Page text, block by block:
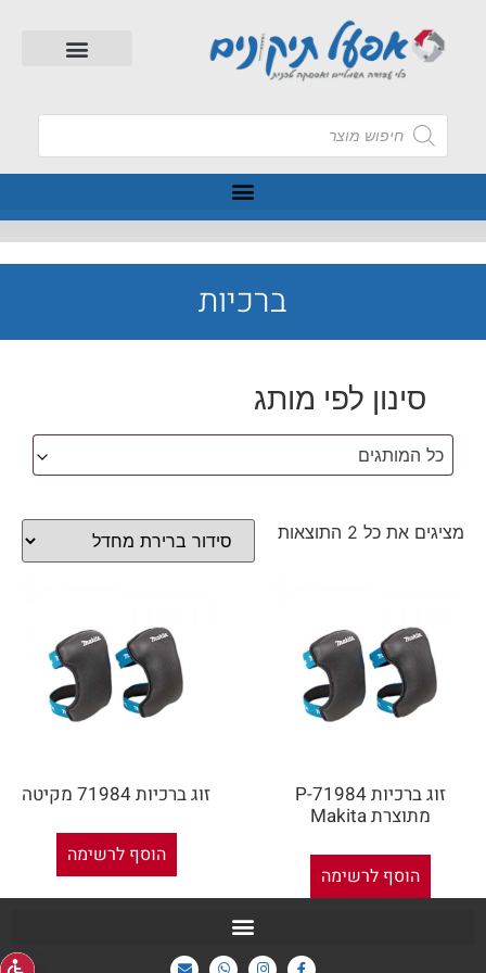
ברכיות
סינון לפי מותג
כל המותגים
מציגים את כל ⁦2⁩ התוצאות
זוג ברכיות P-71984
מתוצרת Makita
הוסף לרשימה
זוג ברכיות 71984 מקיטה
הוסף לרשימה